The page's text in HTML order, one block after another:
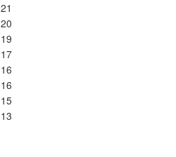
21
20
19
17
16
16
15
13